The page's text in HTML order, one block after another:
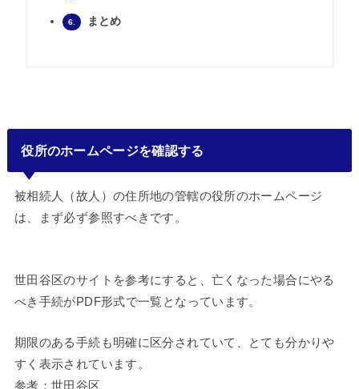
6. まとめ
役所のホームページを確認する
被相続人（故人）の住所地の管轄の役所のホームページ
は、まず必ず参照すべきです。
世田谷区のサイトを参考にすると、亡くなった場合にやる
べき手続がPDF形式で一覧となっています。
期限のある手続も明確に区分されていて、とても分かりや
すく表示されています。
参考：世田谷区